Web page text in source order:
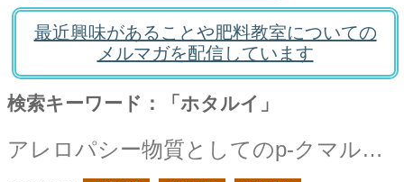
最近興味があることや肥料教室についての
メルマガを配信しています
検索キーワード：「ホタルイ」
アレロパシー物質としてのp-クマル酸とフェルラ酸の続き